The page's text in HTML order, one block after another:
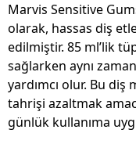
Marvis Sensitive
olarak, hassas diş
edilmiştir. 85 ml’lik
sağlarken aynı
yardımcı olur. Bu
tahrişi azaltmak
günlük kullanıma